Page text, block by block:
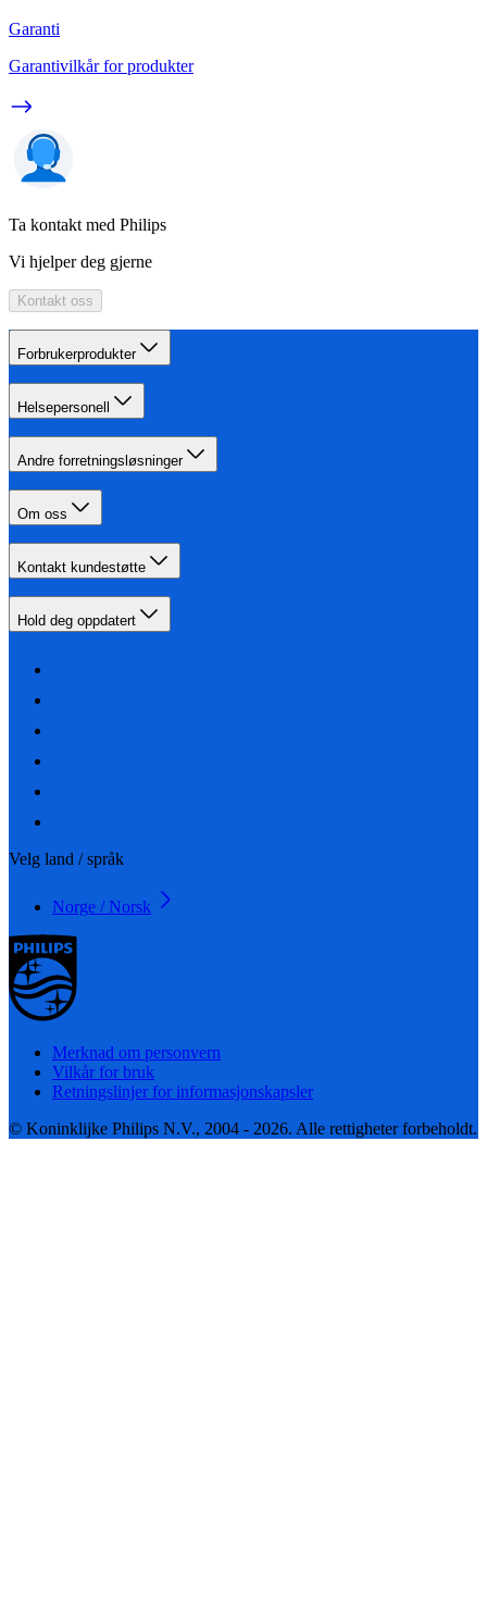
Garanti
Garantivilkår for produkter
Ta kontakt med Philips
Vi hjelper deg gjerne
Kontakt oss
Forbrukerprodukter
Helsepersonell
Andre forretningsløsninger
Om oss
Kontakt kundestøtte
Hold deg oppdatert
Velg land / språk
Norge / Norsk
Merknad om personvern
Vilkår for bruk
Retningslinjer for informasjonskapsler
© Koninklijke Philips N.V., 2004 - 2026. Alle rettigheter forbeholdt.